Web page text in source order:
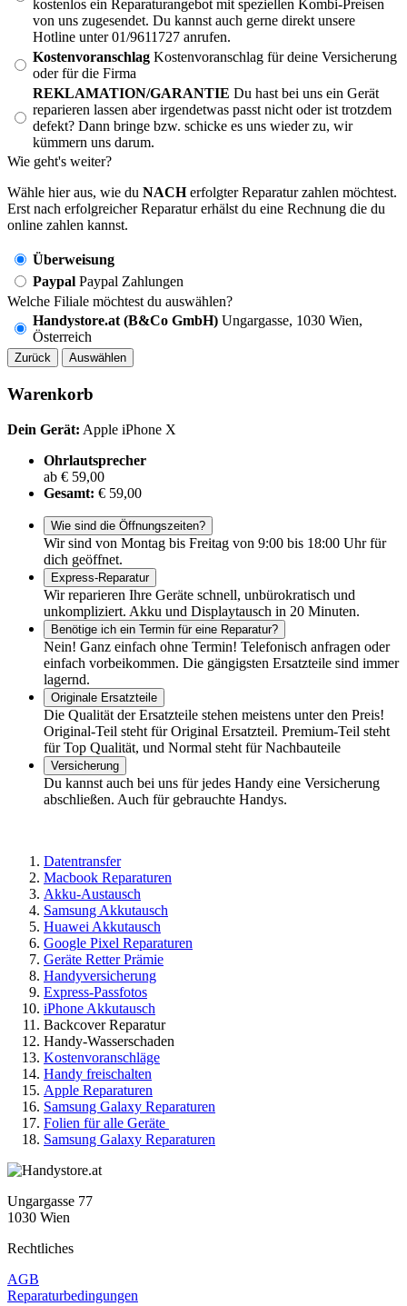
kostenlos ein Reparaturangebot mit speziellen Kombi-Preisen
von uns zugesendet. Du kannst auch gerne direkt unsere
Hotline unter 01/9611727 anrufen.
Kostenvoranschlag Kostenvoranschlag für deine Versicherung
oder für die Firma
REKLAMATION/GARANTIE Du hast bei uns ein Gerät
reparieren lassen aber irgendetwas passt nicht oder ist trotzdem
defekt? Dann bringe bzw. schicke es uns wieder zu, wir
kümmern uns darum.
Wie geht's weiter?
Wähle hier aus, wie du NACHerfolgter Reparatur zahlen möchtest.
Erst nach erfolgreicher Reparatur erhälst du eine Rechnung die du
online zahlen kannst.
Überweisung
Paypal Paypal Zahlungen
Welche Filiale möchtest du auswählen?
Handystore.at (B&Co GmbH) Ungargasse, 1030 Wien,
Österreich
Zurück Auswählen
Warenkorb
Dein Gerät: Apple iPhone X
Ohrlautsprecher
ab € 59,00
Gesamt: € 59,00
Wie sind die Öffnungszeiten?
Wir sind von Montag bis Freitag von 9:00 bis 18:00 Uhr für
dich geöffnet.
Express-Reparatur
Wir reparieren Ihre Geräte schnell, unbürokratisch und
unkompliziert. Akku und Displaytausch in 20 Minuten.
Benötige ich ein Termin für eine Reparatur?
Nein! Ganz einfach ohne Termin! Telefonisch anfragen oder
einfach vorbeikommen. Die gängigsten Ersatzteile sind immer
lagernd.
Originale Ersatzteile
Die Qualität der Ersatzteile stehen meistens unter den Preis!
Original-Teil steht für Original Ersatzteil. Premium-Teil steht
für Top Qualität, und Normal steht für Nachbauteile
Versicherung
Du kannst auch bei uns für jedes Handy eine Versicherung
abschließen. Auch für gebrauchte Handys.
Datentransfer
Macbook Reparaturen
Akku-Austausch
Samsung Akkutausch
Huawei Akkutausch
Google Pixel Reparaturen
Geräte Retter Prämie
Handyversicherung
Express-Passfotos
iPhone Akkutausch
Backcover Reparatur
Handy-Wasserschaden
Kostenvoranschläge
Handy freischalten
Apple Reparaturen
Samsung Galaxy Reparaturen
Folien für alle Geräte
Samsung Galaxy Reparaturen
Ungargasse 77
1030 Wien
Rechtliches
AGB
Reparaturbedingungen